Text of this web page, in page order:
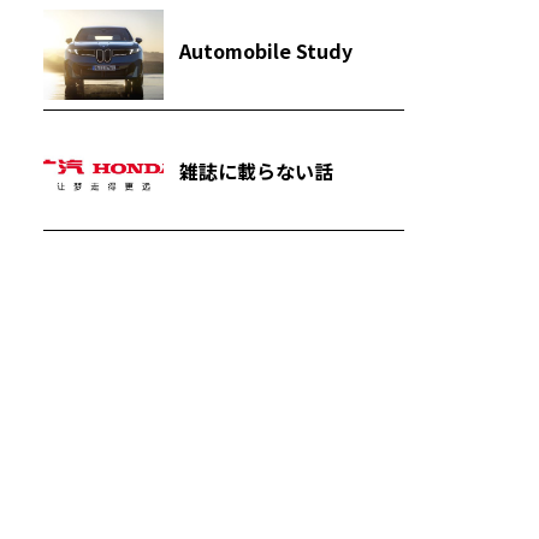
Automobile Study
雑誌に載らない話